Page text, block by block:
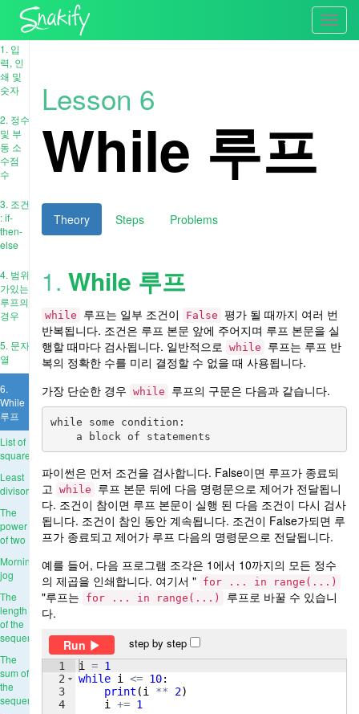
1. 입
력, 인
쇄 및
숫자
2. 정수
및 부
동 소
수점
수
3. 조건
: if-
then-
else
4. 범위
가있는
루프의
경우
5. 문자
열
6.
While
루프
List of
squares
Least
divisor
The
power
of two
Morning
jog
The
length
of the
sequence
The
sum of
the
sequence
Lesson 6
While 루프
Theory Steps Problems
1. While 루프
while 루프는 일부 조건이 False 평가 될 때까지 여러 번
반복됩니다. 조건은 루프 본문 앞에 주어지며 루프 본문을 실
행할 때마다 검사됩니다. 일반적으로
while
루프는 루프 반
복의 정확한 수를 미리 결정할 수 없을 때 사용됩니다.
가장 단순한 경우
while 루프의 구문은 다음과 같습니다.
while some condition:
파이썬은 먼저 조건을 검사합니다. False이면 루프가 종료되
고
while
루프 본문 뒤에 다음 명령문으로 제어가 전달됩니
다. 조건이 참이면 루프 본문이 실행 된 다음 조건이 다시 검사
됩니다. 조건이 참인 동안 계속됩니다. 조건이 False가되면 루
프가 종료되고 제어가 루프 다음의 명령문으로 전달됩니다.
예를 들어, 다음 프로그램 조각은 1에서 10까지의 모든 정수
의 제곱을 인쇄합니다. 여기서 " for ... in range(...)
"루프는 for ... in range(...)
루프로 바꿀 수 있습니
다.
Run
step by step
1
2
3
4
i = 1
while i <= 10:
print (i ** 2)
i
+= 1